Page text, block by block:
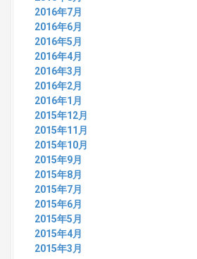
2016年7月
2016年6月
2016年5月
2016年4月
2016年3月
2016年2月
2016年1月
2015年12月
2015年11月
2015年10月
2015年9月
2015年8月
2015年7月
2015年6月
2015年5月
2015年4月
2015年3月